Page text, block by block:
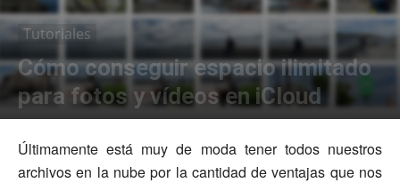
Tutoriales
Cómo conseguir espacio ilimitado
para fotos y vídeos en iCloud
Por Manuel Bermúdez- 1
Últimamente está muy de moda tener todos nuestros
archivos en la nube por la cantidad de ventajas que nos